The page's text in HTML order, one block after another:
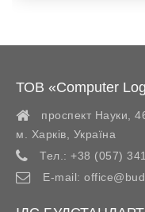
ТОВ «Computer
проспект Науки,
м. Харків
Україна
Тел.: +38 (057)
E-mail: